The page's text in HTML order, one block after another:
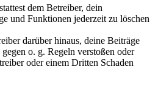
dem Betreiber, dein
und Funktionen jederzeit zu löschen
darüber hinaus, deine Beiträge
o. g. Regeln verstoßen oder
oder einem Dritten Schaden